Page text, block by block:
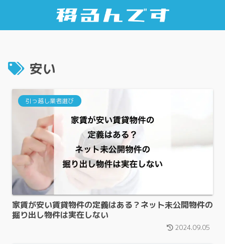
安い
引っ越し業者選び
家賃が安い賃貸物件の定義はある？ネット未公開物件の
掘り出し物件は実在しない
2024.09.05